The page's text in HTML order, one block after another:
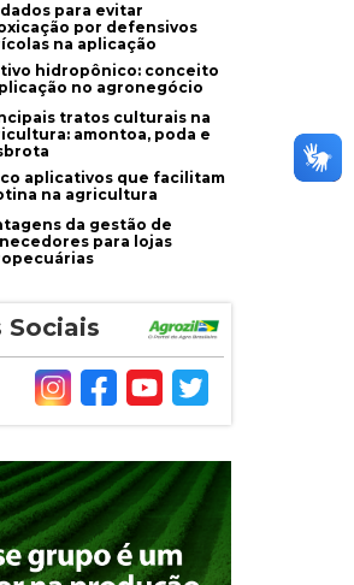
para evitar
por defensivos
na aplicação
hidropônico: conceito
no agronegócio
tratos culturais na
amontoa, poda e
aplicativos que facilitam
na agricultura
da gestão de
para lojas
Sociais